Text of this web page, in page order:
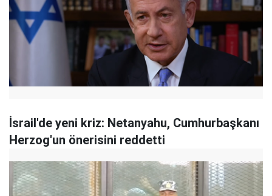
İsrail'de yeni kriz: Netanyahu, Cumhurbaşkanı
Herzog'un önerisini reddetti